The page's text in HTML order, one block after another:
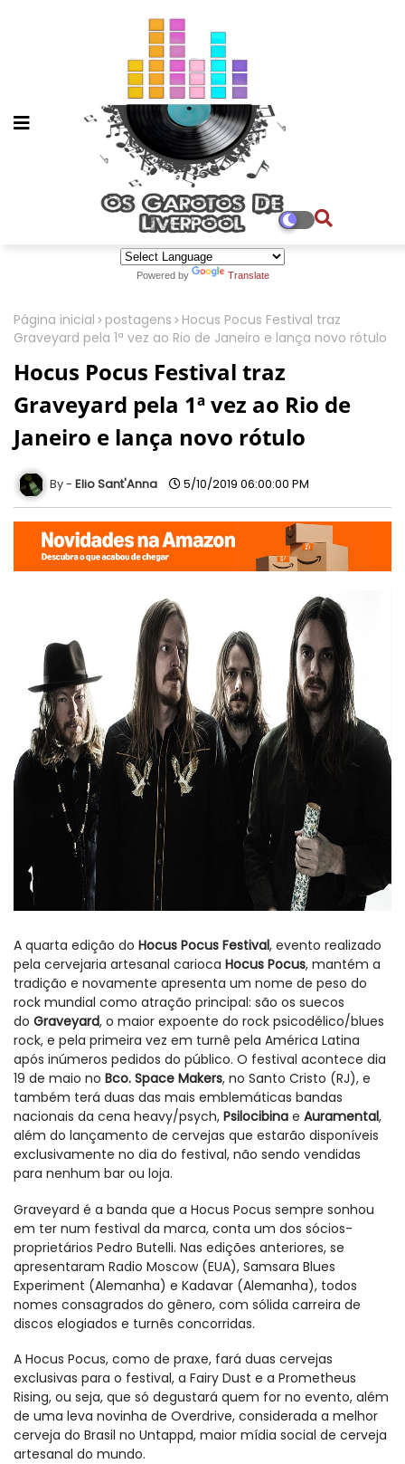
Powered by Translate
Página inicial postagens
Hocus Pocus Festival traz
Graveyard pela 1ª vez ao Rio de Janeiro e lança novo rótulo
Hocus Pocus Festival traz
Graveyard pela 1ª vez ao Rio de
Janeiro e lança novo rótulo
Elio Sant'Anna 5/10/2019 06:00:00 PM
A quarta edição do Hocus Pocus Festival, evento realizado
pela cervejaria artesanal carioca Hocus Pocus, mantém a
tradição e novamente apresenta um nome de peso do
rock mundial como atração principal: são os suecos
do Graveyard, o maior expoente do rock psicodélico/blues
rock, e pela primeira vez em turnê pela América Latina
após inúmeros pedidos do público. O festival acontece dia
19 de maio no Bco. Space Makers, no Santo Cristo (RJ), e
também terá duas das mais emblemáticas bandas
nacionais da cena heavy/psych, Psilocibina e Auramental,
além do lançamento de cervejas que estarão disponíveis
exclusivamente no dia do festival, não sendo vendidas
para nenhum bar ou loja.
Graveyard é a banda que a Hocus Pocus sempre sonhou
em ter num festival da marca, conta um dos sócios-
proprietários Pedro Butelli. Nas edições anteriores, se
apresentaram Radio Moscow (EUA), Samsara Blues
Experiment (Alemanha) e Kadavar (Alemanha), todos
nomes consagrados do gênero, com sólida carreira de
discos elogiados e turnês concorridas.
A Hocus Pocus, como de praxe, fará duas cervejas
exclusivas para o festival, a Fairy Dust e a Prometheus
Rising, ou seja, que só degustará quem for no evento, além
de uma leva novinha de Overdrive, considerada a melhor
cerveja do Brasil no Untappd, maior mídia social de cerveja
artesanal do mundo.